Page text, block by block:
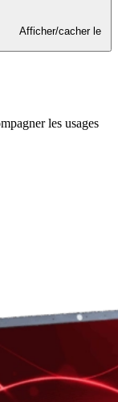
Afficher/cacher le
les usages